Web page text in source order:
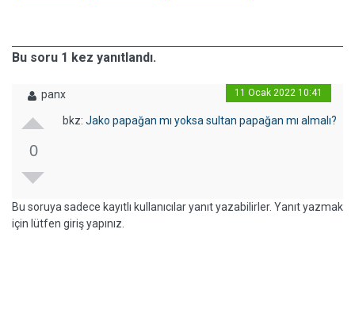
Bu soru 1 kez yanıtlandı.
panx 11 Ocak 2022 10:41
0
bkz: Jako papağan mı yoksa sultan papağan mı almalı?
Bu soruya sadece kayıtlı kullanıcılar yanıt yazabilirler. Yanıt yazmak
için lütfen giriş yapınız.